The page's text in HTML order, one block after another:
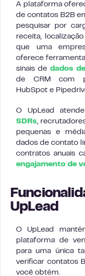
A plataforma
de contatos B2B
pesquisar por
receita,
que uma
oferece
sinais dedados
de CRM com
HubSpot e
O UpLead
SDRs,
pequenas e
dados de contato
contratos anuais
engajamento de
UpLead
O UpLead
plataforma de
para uma única
verificar contatos
você obtém.